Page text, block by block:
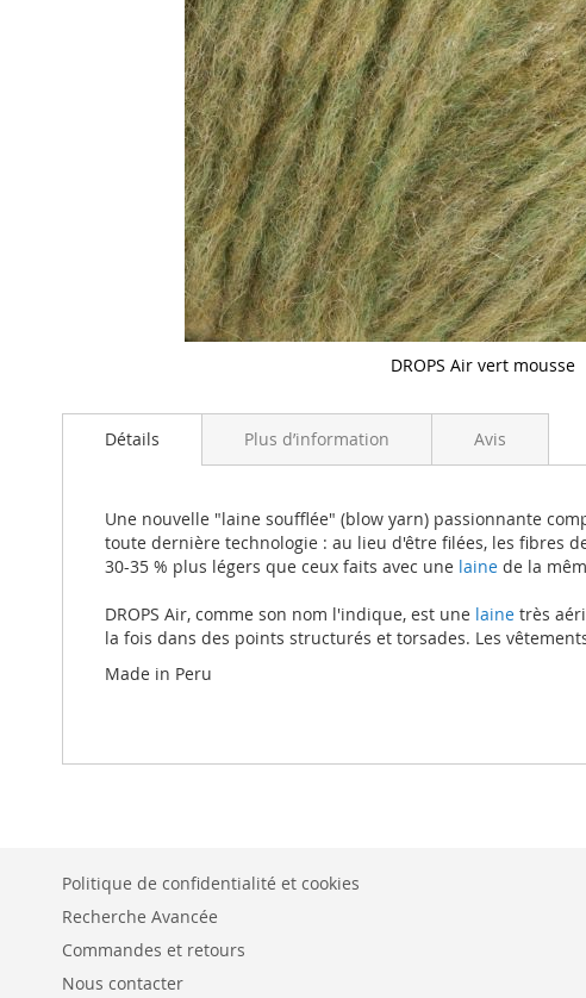
DROPS Air vert mousse
to
images
gallery
Détails
Une nouvelle "laine soufflée" (blow yarn) passionnante
toute dernière technologie : au lieu d'être filées, les fibres
30-35 % plus légers que ceux faits avec une laine de la
DROPS Air, comme son nom l'indique, est une laine très
la fois dans des points structurés et torsades. Les
Made in Peru
Plus d’information Avis
Politique de confidentialité et cookies
Recherche Avancée
Commandes et retours
Nous contacter